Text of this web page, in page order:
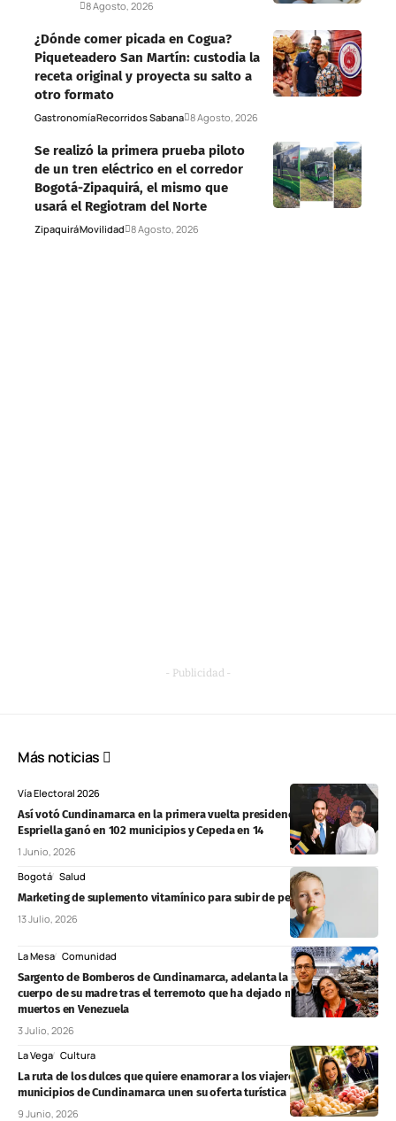
8 Agosto, 2026
¿Dónde comer picada en Cogua?
Piqueteadero San Martín: custodia la
receta original y proyecta su salto a
otro formato
GastronomíaRecorridos Sabana 8 Agosto, 2026
Se realizó la primera prueba piloto
de un tren eléctrico en el corredor
Bogotá-Zipaquirá, el mismo que
usará el Regiotram del Norte
ZipaquiráMovilidad 8 Agosto, 2026
- Publicidad -
Más noticias
Vía Electoral 2026
Así votó Cundinamarca en la primera vuelta presidencial: De la
Espriella ganó en 102 municipios y Cepeda en 14
1 Junio, 2026
Bogotá Salud
Marketing de suplemento vitamínico para subir de peso niños
13 Julio, 2026
La Mesa Comunidad
Sargento de Bomberos de Cundinamarca, adelanta la búsqueda del
cuerpo de su madre tras el terremoto que ha dejado más de 2.500
muertos en Venezuela
3 Julio, 2026
La Vega Cultura
La ruta de los dulces que quiere enamorar a los viajeros: ocho
municipios de Cundinamarca unen su oferta turística
9 Junio, 2026